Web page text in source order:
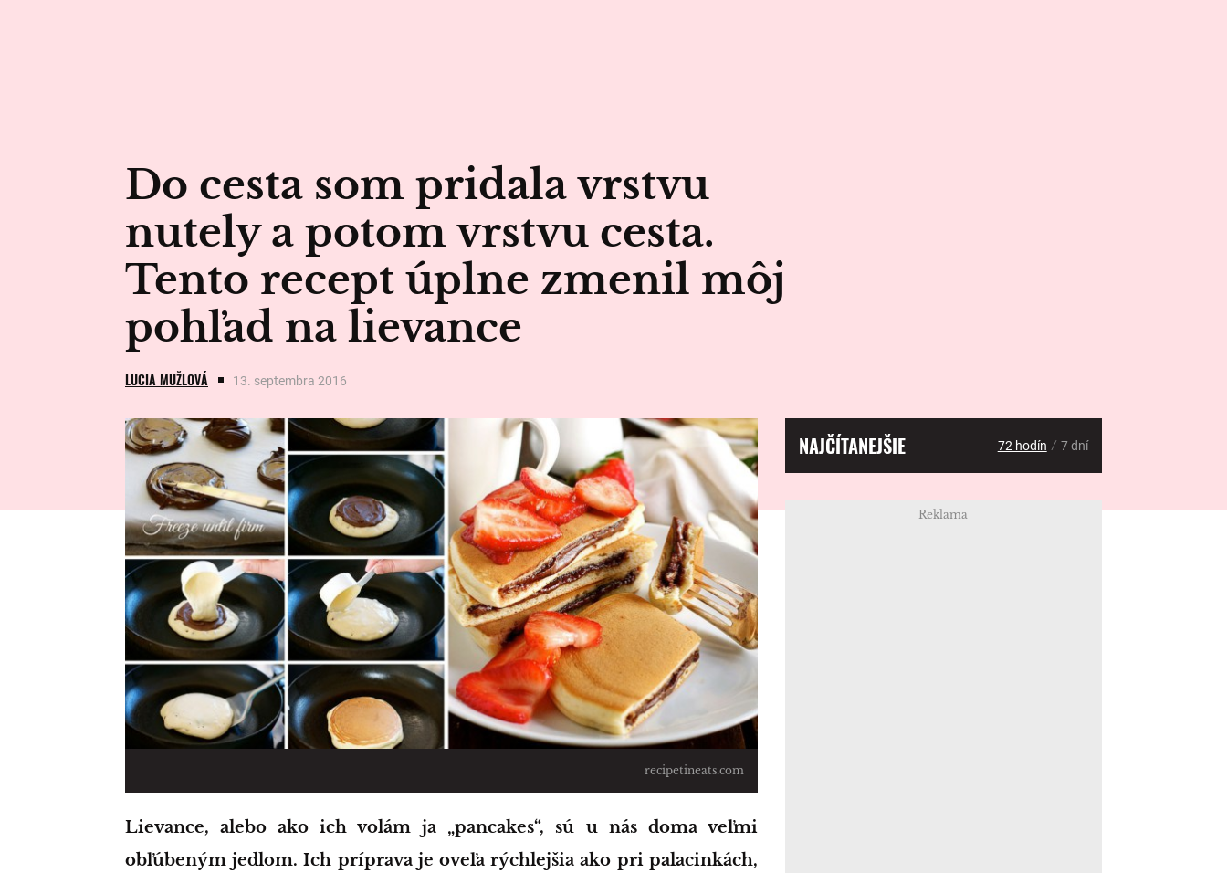
Do cesta som pridala vrstvu
nutely a potom vrstvu cesta.
Tento recept úplne zmenil môj
pohľad na lievance
LUCIA MUŽLOVÁ 13. septembra 2016
recipetineats.com
Lievance, alebo ako ich volám ja „pancakes“, sú u nás doma veľmi
obľúbeným jedlom. Ich príprava je oveľa rýchlejšia ako pri palacinkách,
NAJČÍTANEJŠIE 72 hodín / 7 dní
Reklama